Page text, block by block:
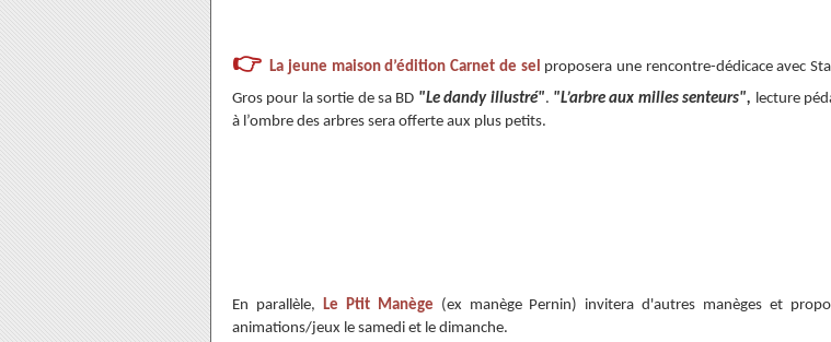
👉La jeune maison d’édition Carnet de sel proposera une rencontre-dédicace avec
Gros pour la sortie de sa BD "Le dandy illustré". "L’arbre aux milles senteurs", lecture
à l’ombre des arbres sera offerte aux plus petits.
En parallèle, Le Ptit Manège (ex manège Pernin) invitera d'autres manèges et
animations/jeux le samedi et le dimanche.